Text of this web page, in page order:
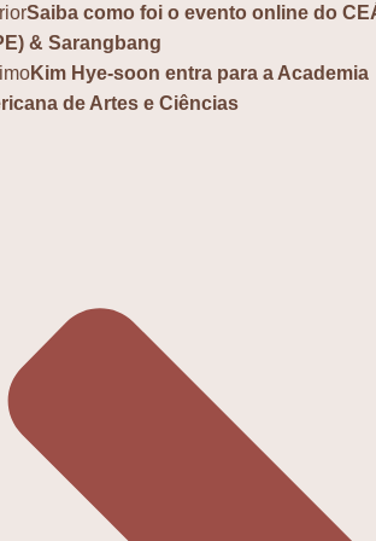
Saiba como foi o evento online do
& Sarangbang
Kim Hye-soon entra para a Academia
de Artes e Ciências